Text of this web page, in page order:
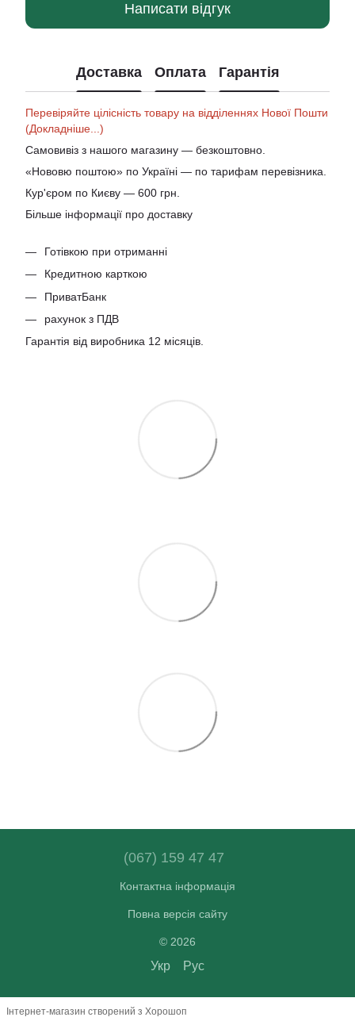
Написати відгук
Доставка Оплата Гарантія
Перевіряйте цілісність товару на відділеннях Нової Пошти
(Докладніше...)
Самовивіз з нашого магазину — безкоштовно.
«Нововю поштою» по Україні — по тарифам перевізника.
Кур'єром по Києву — 600 грн.
Більше інформації про доставку
Готівкою при отриманні
Кредитною карткою
ПриватБанк
рахунок з ПДВ
Гарантія від виробника 12 місяців.
(067) 159 47 47
Контактна інформація
Повна версія сайту
© 2026
Укр Рус
Інтернет-магазин створений з Хорошоп